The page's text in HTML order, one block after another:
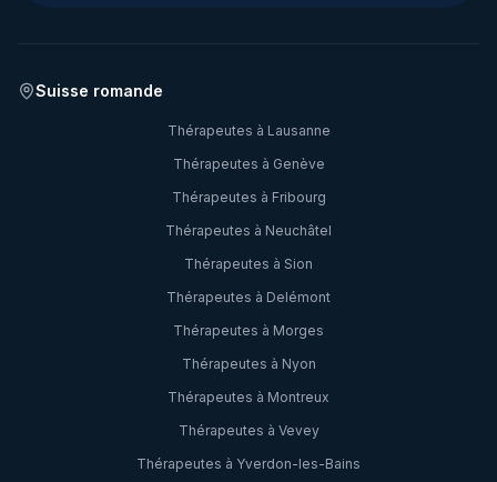
Suisse romande
Thérapeutes à Lausanne
Thérapeutes à Genève
Thérapeutes à Fribourg
Thérapeutes à Neuchâtel
Thérapeutes à Sion
Thérapeutes à Delémont
Thérapeutes à Morges
Thérapeutes à Nyon
Thérapeutes à Montreux
Thérapeutes à Vevey
Thérapeutes à Yverdon-les-Bains